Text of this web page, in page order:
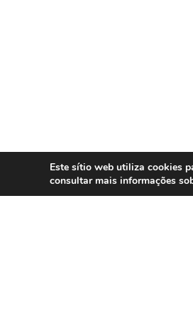
Este sítio web utiliza cookies
consultar mais informações